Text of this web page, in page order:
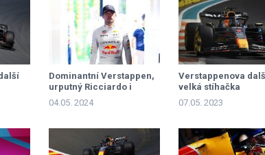
Dominantní Verstappen,
urputný Ricciardo i
smolař Norris
04.05. 2024
Verstappenova
velká stíhačka
07.05. 2023